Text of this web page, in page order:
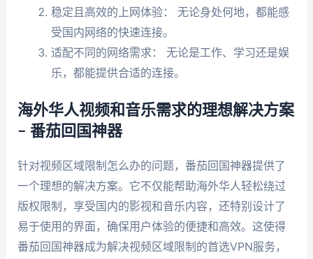
稳定且高效的上网体验： 无论身处何地，都能感
受国内网络的快速连接。
适配不同的网络需求： 无论是工作、学习还是娱
乐，都能提供合适的连接。
海外华人视频和音乐需求的理想解决方案
– 番茄回国神器
针对视频区域限制怎么办的问题，番茄回国神器提供了
一个理想的解决方案。它不仅能帮助海外华人轻松绕过
版权限制，享受国内的影视和音乐内容，还特别设计了
易于使用的界面，确保用户体验的便捷和高效。这使得
番茄回国神器成为解决视频区域限制的首选VPN服务，